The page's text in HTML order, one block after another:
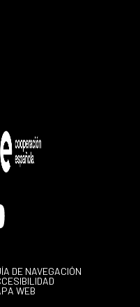
DE NAVEGACIÓN
WEB